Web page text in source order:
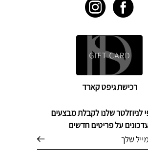
לניוזלטר שלנו לקבלת מבצעים
על פריטים חדשים
רכישת גיפט קארד